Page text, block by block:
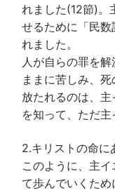
れました(12節)。
せるために「民
れました。
人が自らの罪を
ままに苦しみ、
放たれるのは、
を知って、ただ主
2.キリストの命
このように、主
て歩んでいくた